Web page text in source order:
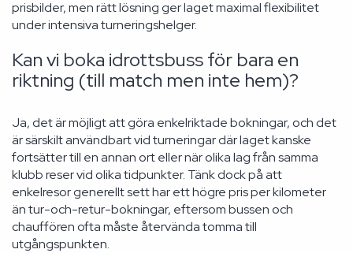
prisbilder, men rätt lösning ger laget maximal flexibilitet
under intensiva turneringshelger.
Kan vi boka idrottsbuss för bara en
riktning (till match men inte hem)?
Ja, det är möjligt att göra enkelriktade bokningar, och det
är särskilt användbart vid turneringar där laget kanske
fortsätter till en annan ort eller när olika lag från samma
klubb reser vid olika tidpunkter. Tänk dock på att
enkelresor generellt sett har ett högre pris per kilometer
än tur-och-retur-bokningar, eftersom bussen och
chauffören ofta måste återvända tomma till
utgångspunkten.